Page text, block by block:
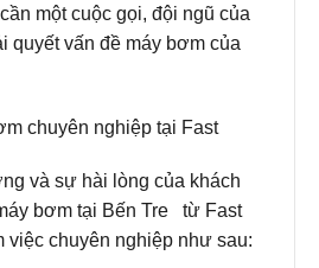
một cuộc gọi, đội ngũ của
quyết vấn đề máy bơm của
chuyên nghiệp tại Fast
và sự hài lòng của khách
bơm tại Bến Tre từ Fast
việc chuyên nghiệp như sau: